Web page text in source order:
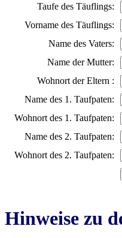
Taufe des Täuflings:
Vorname des Täuflings:
Name des Vaters:
Name der Mutter:
Wohnort der Eltern :
Name des 1. Taufpaten:
Wohnort des 1. Taufpaten:
Name des 2. Taufpaten:
Wohnort des 2. Taufpaten:
Hinweise zu